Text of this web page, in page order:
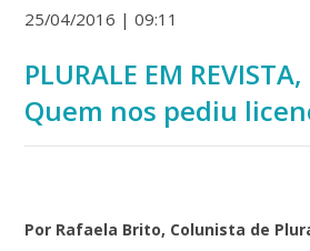
25/04/2016 | 09:11
PLURALE EM
Quem nos pediu
Por Rafaela Brito, Colunista de